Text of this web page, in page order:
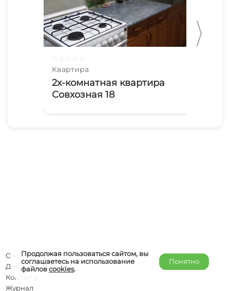
Квартира
2х-комнатная квартира
Совхозная 18
Продолжая пользоваться сайтом, вы
соглашаетесь на использование
файловcookies.
Понятно
О компании
Добавить объект
Контакты
Журнал